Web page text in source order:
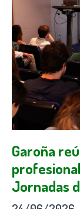
Garoña
Jornadas